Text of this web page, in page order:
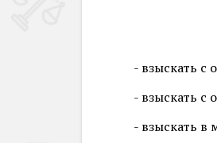
- взыскать с
- взыскать с
- взыскать в